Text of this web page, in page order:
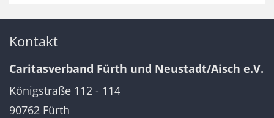
Kontakt
Caritasverband Fürth und Neustadt/Aisch e.V.
Königstraße 112 - 114
90762 Fürth